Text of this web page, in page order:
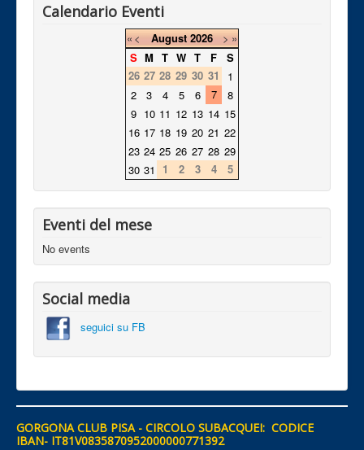
Calendario Eventi
«< August 2026 >»
S M T W T F
S
26 27 28 29 30 31
1
2
3 4 5 6 7
8
9 10 11 12 13 14 15
16 17 18 19 20 21 22
23 24 25 26 27 28 29
30 31 1 2 3 4 5
Eventi del mese
No events
Social media
seguici su FB
GORGONA CLUB PISA - CIRCOLO SUBACQUEI: CODICE
IBAN- IT81V0835870952000000771392